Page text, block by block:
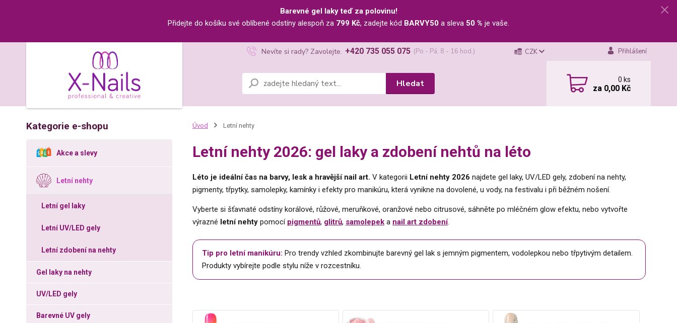
Barevné gel laky teď za polovinu!
Přidejte do košíku své oblíbené odstíny alespoň za 799 Kč, zadejte kód BARVY50 a sleva 50 % je vaše.
CZK Přihlášení
Hledat
Nevíte si rady? Zavolejte. +420 735 055 075 (Po - Pá, 8 - 16 hod.)
0ks
za 0,00 Kč
Kategorie e-shopu
Akce a slevy
Letní nehty
Letní gel laky
Letní UV/LED gely
Letní zdobení na nehty
Gel laky na nehty
UV/LED gely
Barevné UV gely
Úvod Letní nehty
Letní nehty 2026: gel laky a zdobení nehtů na léto
Léto je ideální čas na barvy, lesk a hravější nail art. V kategorii Letní nehty 2026 najdete gel laky, UV/LED gely, zdobení na nehty,
pigmenty, třpytky, samolepky, kamínky i efekty pro manikúru, která vynikne na dovolené, u vody, na festivalu i při běžném nošení.
Vyberte si šťavnaté odstíny korálové, růžové, meruňkové, oranžové nebo citrusové, sáhněte po mléčném glow efektu, nebo vytvořte
výrazné letní nehtypomocí pigmentů, glitrů, samolepeka nail art zdobení.
Tip pro letní manikúru: Pro trendy vzhled zkombinujte barevný gel lak s jemným pigmentem, vodolepkou nebo třpytivým detailem.
Produkty vybírejte podle stylu níže v rozcestníku.